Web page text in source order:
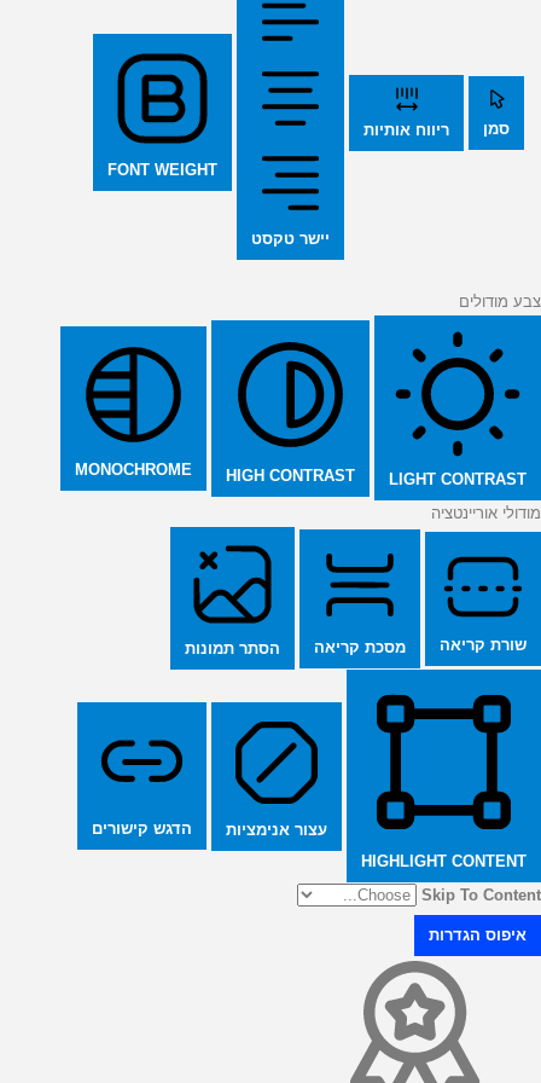
סמן ריווח אותיות
יישר טקסט
FONT WEIGHT
צבע מודולים
LIGHT CONTRAST
HIGH CONTRAST
MONOCHROME
מודולי אוריינטציה
שורת קריאה מסכת קריאה הסתר תמונות
HIGHLIGHT CONTENT
עצור אנימציות הדגש קישורים
Skip To Content
איפוס הגדרות